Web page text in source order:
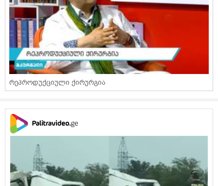
რეპროდუქციული ქირურგია